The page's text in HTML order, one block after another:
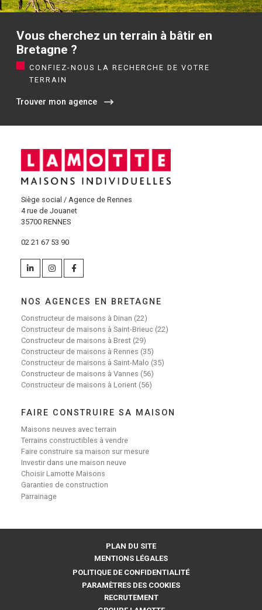
Vous cherchez un terrain à bâtir en
Bretagne ?
CONFIEZ-NOUS LA RECHERCHE DE VOTRE
TERRAIN
Trouver mon agence
Siège social / Agence de Rennes
4 rue de Jouanet
35700 RENNES
02 21 67 53 90
NOS AGENCES EN BRETAGNE
Constructeur de maisons à Dinan (22)
Constructeur de maisons à Saint-Brieuc (22)
Constructeur de maisons à Brest (29)
Constructeur de maisons à Rennes (35)
Constructeur de maisons à Saint-Malo (35)
Constructeur de maisons à Vannes (56)
Constructeur de maisons à Lorient (56)
FAIRE CONSTRUIRE SA MAISON
Maisons neuves avec terrain
Terrains constructibles à vendre
Faire construire sa maison sur mesure
Investir dans une maison neuve
Choisir Lamotte Maisons
Garanties de construction
Parrainage
PLAN DU SITE
MENTIONS LÉGALES
POLITIQUE DE CONFIDENTIALITÉ
PARAMÈTRES DES COOKIES
RECRUTEMENT